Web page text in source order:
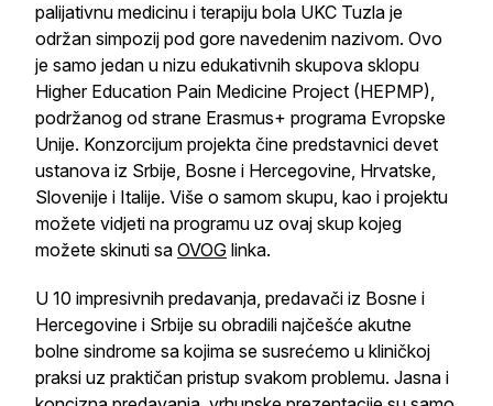
palijativnu medicinu i terapiju bola UKC Tuzla je
održan simpozij pod gore navedenim nazivom. Ovo
je samo jedan u nizu edukativnih skupova sklopu
Higher Education Pain Medicine Project (HEPMP),
podržanog od strane Erasmus+ programa Evropske
Unije. Konzorcijum projekta čine predstavnici devet
ustanova iz Srbije, Bosne i Hercegovine, Hrvatske,
Slovenije i Italije. Više o samom skupu, kao i projektu
možete vidjeti na programu uz ovaj skup kojeg
možete skinuti sa OVOG linka.
U 10 impresivnih predavanja, predavači iz Bosne i
Hercegovine i Srbije su obradili najčešće akutne
bolne sindrome sa kojima se susrećemo u kliničkoj
praksi uz praktičan pristup svakom problemu. Jasna i